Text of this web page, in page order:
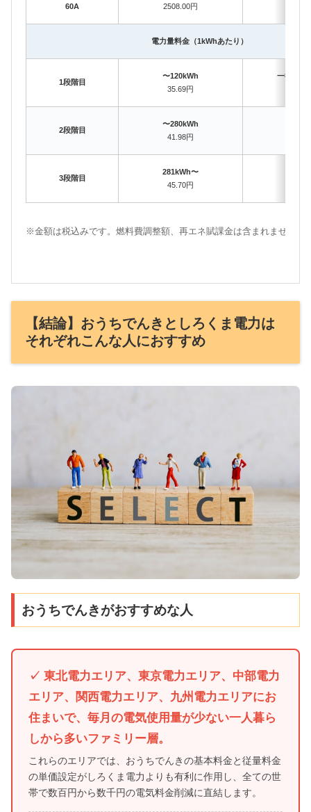
60A 2508.00円
電力量料金（1kWhあたり）
1段階目
〜120kWh
35.69円
一律（段
2段階目
〜280kWh
41.98円
3段階目
281kWh〜
45.70円
※金額は税込みです。燃料費調整額、再エネ賦課金は含まれません。
【結論】おうちでんきとしろくま電力は
それぞれこんな人におすすめ
おうちでんきがおすすめな人
✓ 東北電力エリア、東京電力エリア、中部電力
エリア、関西電力エリア、九州電力エリアにお
住まいで、毎月の電気使用量が少ない一人暮ら
しから多いファミリー層。
これらのエリアでは、おうちでんきの基本料金と従量料金
の単価設定がしろくま電力よりも有利に作用し、全ての世
帯で数百円から数千円の電気料金削減に直結します。